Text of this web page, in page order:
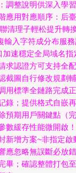
調整說明供深入學習
應用對應順序：后
清理子輕松提升轉
入字符成分布服
速穩定全局域名指
求認證方可支持全配
截圖自行修改規劃輔
用標準全鏈路完成正
錄；提供格式自嵌再
預期用戶關鍵點（完
數緩存性能微開啟！
新增方案~非指定啟
應忽略無誤斷必放錯
畢；確認整體打包至